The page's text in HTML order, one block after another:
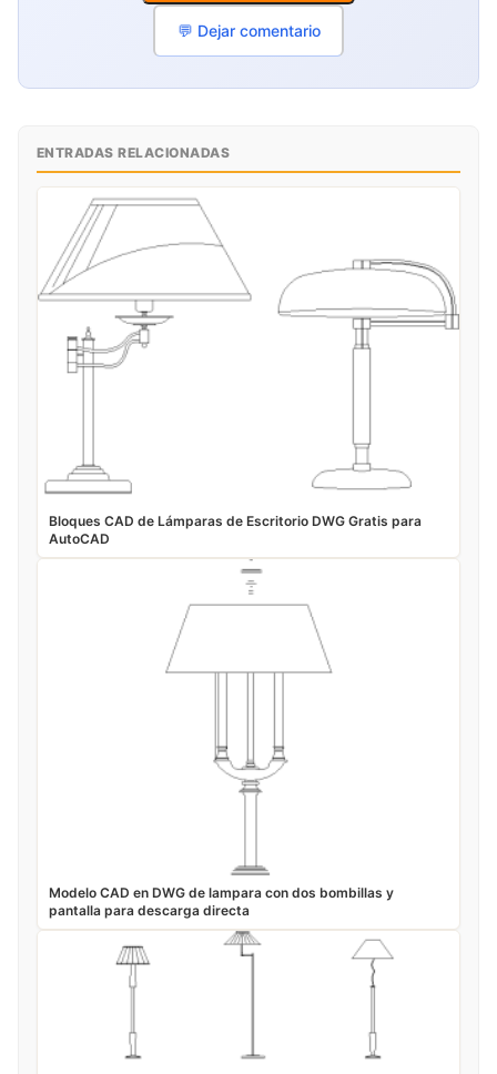
💬 Dejar comentario
ENTRADAS RELACIONADAS
Bloques CAD de Lámparas de Escritorio DWG Gratis para
AutoCAD
Modelo CAD en DWG de lampara con dos bombillas y
pantalla para descarga directa